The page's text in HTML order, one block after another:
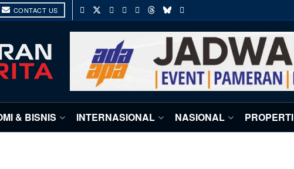
CONTACT US
& BISNIS INTERNASIONAL NASIONAL PROPERTI